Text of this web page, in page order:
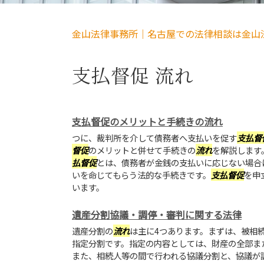
金山法律事務所｜名古屋での法律相談は金
支払督促 流れ
支払督促のメリットと手続きの流れ
つに、裁判所を介して債務者へ支払いを促す支払
督促のメリットと併せて手続きの流れを解説します
払督促とは、債務者が金銭の支払いに応じない場
いを命じてもらう法的な手続きです。 支払督促を申
います。
遺産分割協議・調停・審判に関する法律
遺産分割の流れは主に4つあります。まずは、被相
指定分割です。指定の内容としては、財産の全部
また、相続人等の間で行われる協議分割と、協議